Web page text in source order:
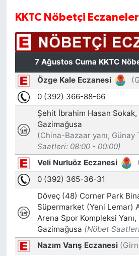
KKTC Nöbetçi Eczaneler